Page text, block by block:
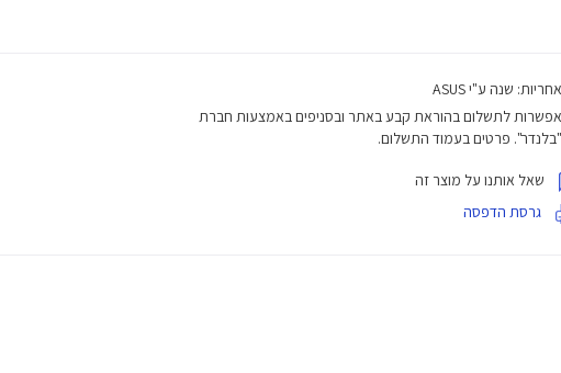
אחריות: שנה ע"י ASUS
אפשרות לתשלום בהוראת קבע באתר ובסניפים באמצעות חברת
"בלנדר". פרטים בעמוד התשלום.
שאל אותנו על מוצר זה
גרסת הדפסה